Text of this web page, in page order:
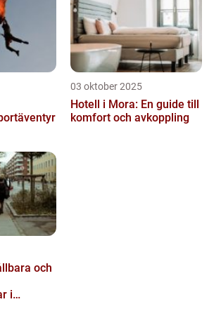
03 oktober 2025
Hotell i Mora: En guide till
komfort och avkoppling
och
i